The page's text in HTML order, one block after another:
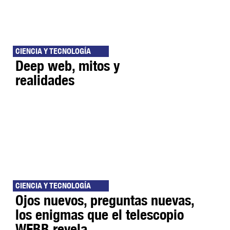
CIENCIA Y TECNOLOGÍA
Deep web, mitos y
realidades
CIENCIA Y TECNOLOGÍA
Ojos nuevos, preguntas nuevas,
los enigmas que el telescopio